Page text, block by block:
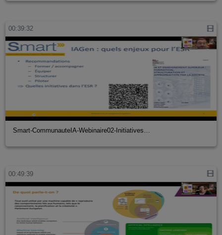
00:39:32
Smart-CommunauteIA-Webinaire02-Initiatives…
00:49:39